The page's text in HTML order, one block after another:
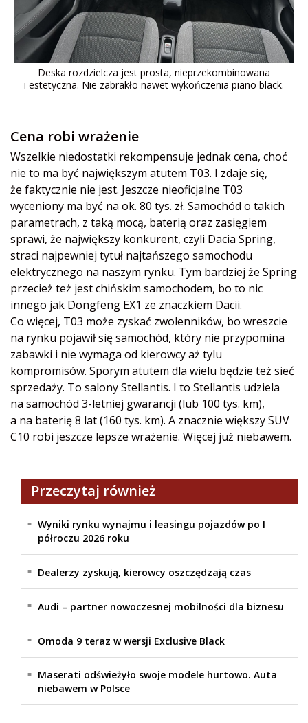
Deska rozdzielcza jest prosta, nieprzekombinowana
i estetyczna. Nie zabrakło nawet wykończenia piano black.
Cena robi wrażenie
Wszelkie niedostatki rekompensuje jednak cena, choć
nie to ma być największym atutem T03. I zdaje się,
że faktycznie nie jest. Jeszcze nieoficjalne T03
wyceniony ma być na ok. 80 tys. zł. Samochód o takich
parametrach, z taką mocą, baterią oraz zasięgiem
sprawi, że największy konkurent, czyli Dacia Spring,
straci najpewniej tytuł najtańszego samochodu
elektrycznego na naszym rynku. Tym bardziej że Spring
przecież też jest chińskim samochodem, bo to nic
innego jak Dongfeng EX1 ze znaczkiem Dacii.
Co więcej, T03 może zyskać zwolenników, bo wreszcie
na rynku pojawił się samochód, który nie przypomina
zabawki i nie wymaga od kierowcy aż tylu
kompromisów. Sporym atutem dla wielu będzie też sieć
sprzedaży. To salony Stellantis. I to Stellantis udziela
na samochód 3-letniej gwarancji (lub 100 tys. km),
a na baterię 8 lat (160 tys. km). A znacznie większy SUV
C10 robi jeszcze lepsze wrażenie. Więcej już niebawem.
Przeczytaj również
Wyniki rynku wynajmu i leasingu pojazdów po I
półroczu 2026 roku
Dealerzy zyskują, kierowcy oszczędzają czas
Audi – partner nowoczesnej mobilności dla biznesu
Omoda 9 teraz w wersji Exclusive Black
Maserati odświeżyło swoje modele hurtowo. Auta
niebawem w Polsce